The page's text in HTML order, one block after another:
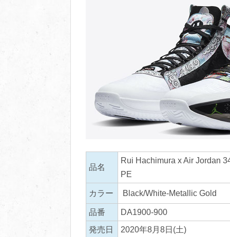
品名
Rui Hachimura x Air Jordan
PE
カラー Black/White-Metallic Gold
品番
DA1900-900
発売日
2020年8月8日(土)